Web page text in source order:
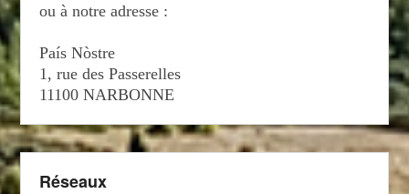
ou à notre adresse :
País Nòstre
1, rue des Passerelles
11100 NARBONNE
Réseaux